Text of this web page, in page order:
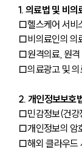
1. 의료법 및 비
□헬스케어 서비
□비의료인의 의
□원격의료, 원격
□의료광고 및 의
2. 개인정보보호
□민감정보(건강
□개인정보의 암
□해외 클라우드